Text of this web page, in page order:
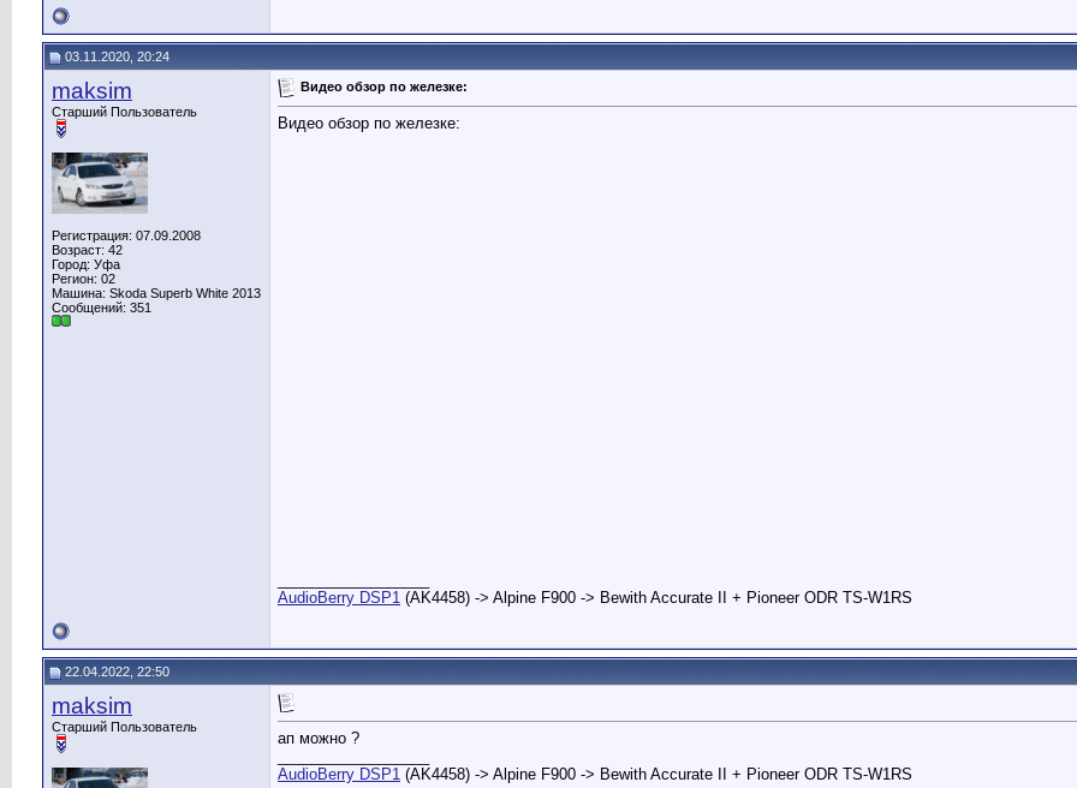
03.11.2020, 20:24
maksim
Старший Пользователь
Регистрация: 07.09.2008
Возраст: 42
Город: Уфа
Регион: 02
Машина: Skoda Superb White 2013
Сообщений: 351
Видео обзор по железке:
Видео обзор по железке:
AudioBerry DSP1 (AK4458) -> Alpine F900 -> Bewith Accurate II + Pioneer ODR TS-W1RS
22.04.2022, 22:50
maksim
Старший Пользователь
ап можно ?
AudioBerry DSP1 (AK4458) -> Alpine F900 -> Bewith Accurate II + Pioneer ODR TS-W1RS